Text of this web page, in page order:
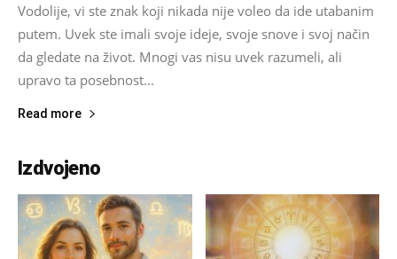
Vodolije, vi ste znak koji nikada nije voleo da ide utabanim
putem. Uvek ste imali svoje ideje, svoje snove i svoj način
da gledate na život. Mnogi vas nisu uvek razumeli, ali
upravo ta posebnost...
Read more
Izdvojeno